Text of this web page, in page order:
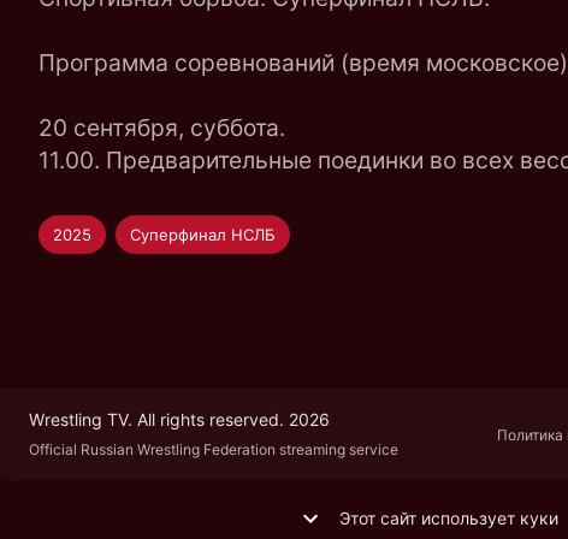
Программа соревнований (время
20 сентября, суббота.
11.00. Предварительные поединки во всех
2025 Суперфинал НСЛБ
Wrestling TV. All rights reserved. 2026
Official Russian Wrestling Federation streaming service
Этот сайт использует куки